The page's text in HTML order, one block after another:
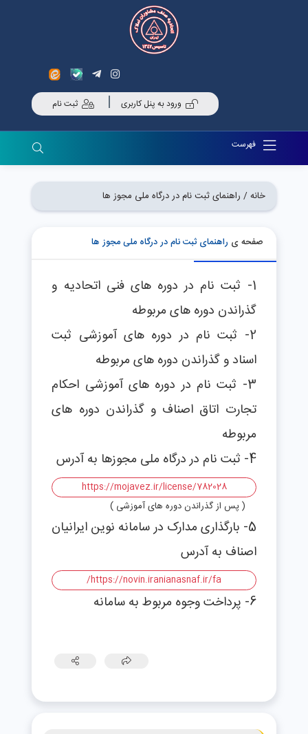
ورود به پنل کاربری ثبت نام
فهرست
خانه / راهنمای ثبت نام در درگاه ملی مجوز ها
صفحه ی راهنمای ثبت نام در درگاه ملی مجوز ها
1- ثبت نام در دوره های فنی اتحادیه و
گذراندن دوره های مربوطه
2- ثبت نام در دوره های آموزشی ثبت
اسناد و گذراندن دوره های مربوطه
3- ثبت نام در دوره های آموزشی احکام
تجارت اتاق اصناف و گذراندن دوره های
مربوطه
4- ثبت نام در درگاه ملی مجوزها به آدرس
https://mojavez.ir/license/782028
( پس از گذراندن دوره های آموزشی )
5- بارگذاری مدارک در سامانه نوین ایرانیان
اصناف به آدرس
https://novin.iranianasnaf.ir/fa/
6- پرداخت وجوه مربوط به سامانه